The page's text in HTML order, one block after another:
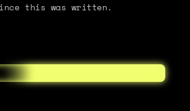
this was written.